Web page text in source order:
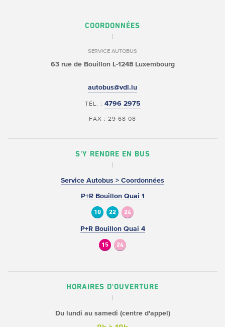
COORDONNÉES
SERVICE AUTOBUS
63 rue de BouillonL-1248 Luxembourg
autobus@vdl.lu
TÉL. : 4796 2975
FAX : 29 68 08
S'Y RENDRE EN BUS
Service Autobus > Coordonnées
P+R Bouillon Quai 1
10 22 24
P+R Bouillon Quai 4
15 24
HORAIRES D'OUVERTURE
Du lundi au samedi (centre d'appel)